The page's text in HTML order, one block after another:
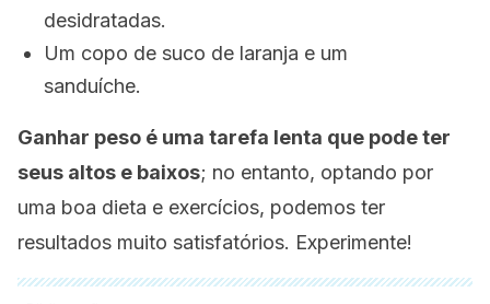
desidratadas.
Um copo de suco de laranja e um
sanduíche.
Ganhar peso é uma tarefa lenta que pode ter
seus altos e baixos; no entanto, optando por
uma boa dieta e exercícios, podemos ter
resultados muito satisfatórios. Experimente!